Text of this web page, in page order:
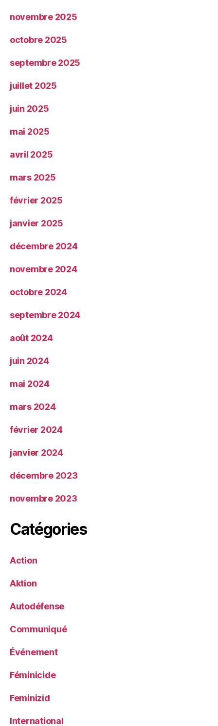
novembre 2025
octobre 2025
septembre 2025
juillet 2025
juin 2025
mai 2025
avril 2025
mars 2025
février 2025
janvier 2025
décembre 2024
novembre 2024
octobre 2024
septembre 2024
août 2024
juin 2024
mai 2024
mars 2024
février 2024
janvier 2024
décembre 2023
novembre 2023
Catégories
Action
Aktion
Autodéfense
Communiqué
Événement
Féminicide
Feminizid
International